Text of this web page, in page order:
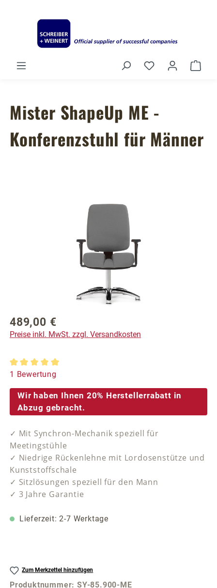
Du hast 0
Mister ShapeUp ME -
Konferenzstuhl für Männer
Bildergalerie überspringen
Regulärer Preis:
489,00 €
Preise inkl. MwSt. zzgl. Versandkosten
Durchschnittliche Bewertung von 5 von 5 Sternen
1 Bewertung
Wir haben Ihnen 20% Herstellerrabatt in
Abzug gebracht.
✓ Mit Synchron-Mechanik speziell für
Meetingstühle
✓ Niedrige Rückenlehne mit Lordosenstütze und
Kunststoffschale
✓ Sitzlösungen speziell für den Mann
✓ 3 Jahre Garantie
Lieferzeit: 2-7 Werktage
Zum Merkzettel hinzufügen
Produktnummer:SY-85.900-ME